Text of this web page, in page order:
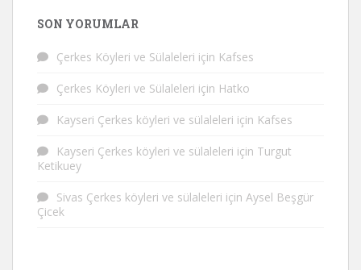
SON YORUMLAR
Çerkes Köyleri ve Sülaleleri için Kafses
Çerkes Köyleri ve Sülaleleri için Hatko
Kayseri Çerkes köyleri ve sülaleleri için Kafses
Kayseri Çerkes köyleri ve sülaleleri için Turgut
Ketikuey
Sivas Çerkes köyleri ve sülaleleri için Aysel Beşgür
Çicek